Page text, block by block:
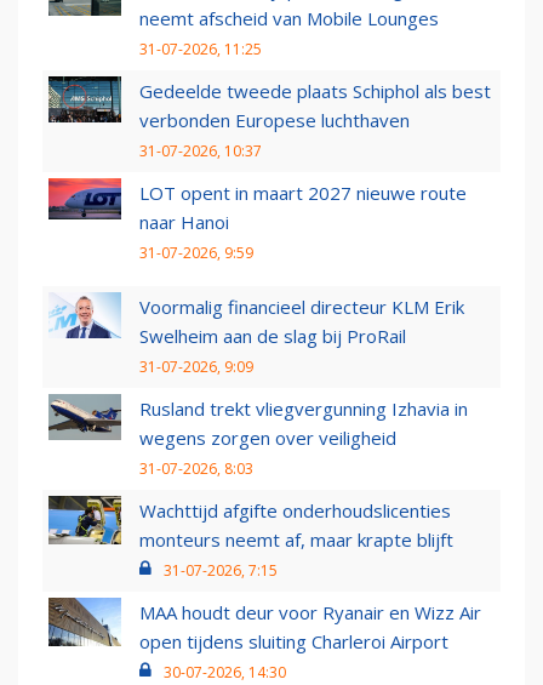
neemt afscheid van Mobile Lounges
31-07-2026, 11:25
Gedeelde tweede plaats Schiphol als best
verbonden Europese luchthaven
31-07-2026, 10:37
LOT opent in maart 2027 nieuwe route
naar Hanoi
31-07-2026, 9:59
Voormalig financieel directeur KLM Erik
Swelheim aan de slag bij ProRail
31-07-2026, 9:09
Rusland trekt vliegvergunning Izhavia in
wegens zorgen over veiligheid
31-07-2026, 8:03
Wachttijd afgifte onderhoudslicenties
monteurs neemt af, maar krapte blijft
31-07-2026, 7:15
MAA houdt deur voor Ryanair en Wizz Air
open tijdens sluiting Charleroi Airport
30-07-2026, 14:30